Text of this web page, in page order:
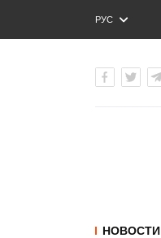
РУС
ENG
НОВОСТИ